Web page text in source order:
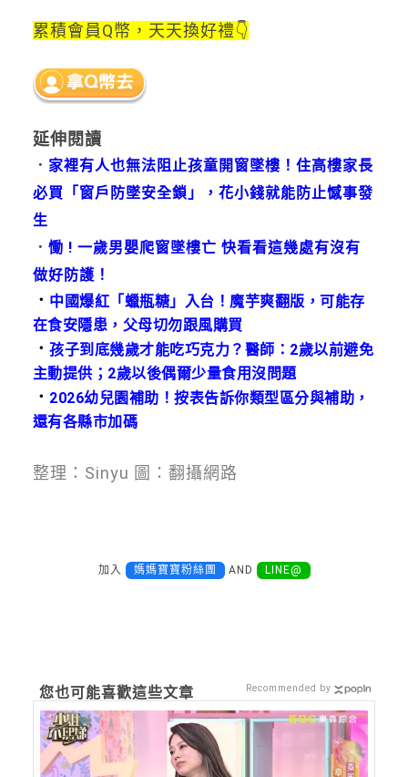
累積會員Q幣，天天換好禮👇
延伸閱讀
． 家裡有人也無法阻止孩童開窗墜樓！住高樓家長
必買「窗戶防墜安全鎖」，花小錢就能防止憾事發
生
． 慟 ! 一歲男嬰爬窗墜樓亡 快看看這幾處有沒有
做好防護！
． 中國爆紅「蠟瓶糖」入台！魔芋爽翻版，可能存
在食安隱患，父母切勿跟風購買
．孩子到底幾歲才能吃巧克力？醫師：2歲以前避免
主動提供；2歲以後偶爾少量食用沒問題
． 2026幼兒園補助！按表告訴你類型區分與補助，
還有各縣市加碼
整理：Sinyu 圖：翻攝網路
加入 媽媽寶寶粉絲團 AND LINE@
您也可能喜歡這些文章 Recommended by